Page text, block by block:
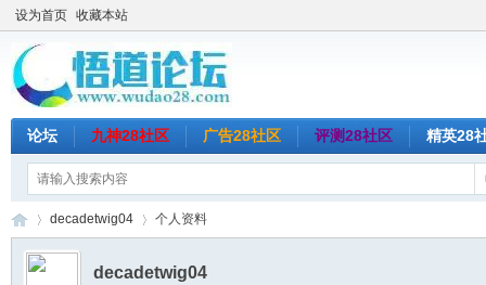
设为首页 收藏本站
论坛 九神28社区 广告28社区 评测28社区 精英28
decadetwig04 个人资料
decadetwig04